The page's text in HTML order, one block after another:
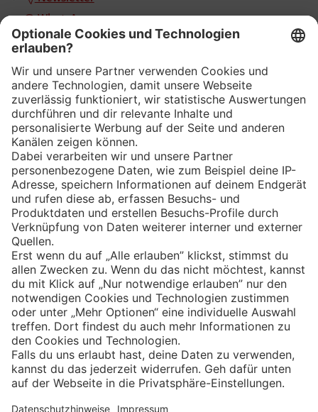
WhatsApp
App
Eishockey
Impressum